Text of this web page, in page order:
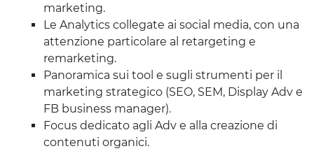
marketing.
Le Analytics collegate ai social media, con una
attenzione particolare al retargeting e
remarketing.
Panoramica sui tool e sugli strumenti per il
marketing strategico (SEO, SEM, Display Adv e
FB business manager).
Focus dedicato agli Adv e alla creazione di
contenuti organici.